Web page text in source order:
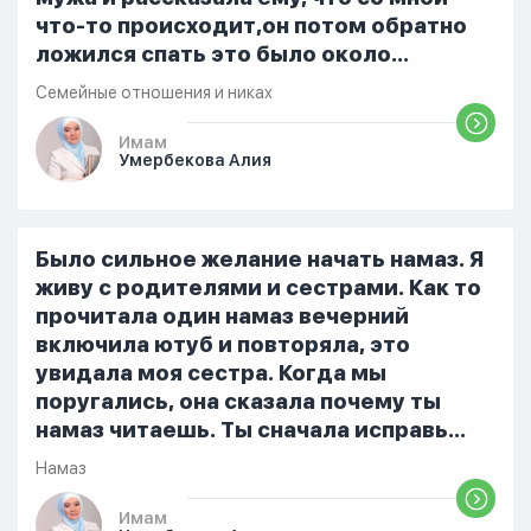
что-то происходит,он потом обратно
ложился спать это было около
одиннадцати вечера. Но я снова
разбудила его, сказав, что мне плохо.
Он ответил: «Я живу с больными». Мне
стало очень обидно, и я решила
проснулся и спросил, что случилось. И
я рассказала о своих проблемах. Затем
я сказала ему:...
Семейные отношения и никах
Имам
Умербекова Алия
Было сильное желание начать намаз. Я
живу с родителями и сестрами. Как то
прочитала один намаз вечерний
включила ютуб и повторяла, это
увидала моя сестра. Когда мы
поругались, она сказала почему ты
намаз читаешь. Ты сначала исправь
себя. После этого я не вставала на
намаз и не видела жайнамаз. Я просто
уже так не могу читать, смотреть . Дуа
Намаз
Имам